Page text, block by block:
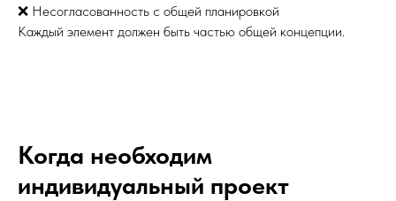
❌ Несогласованность с общей планировкой
Каждый элемент должен быть частью общей концепции.
Когда необходим
индивидуальный проект